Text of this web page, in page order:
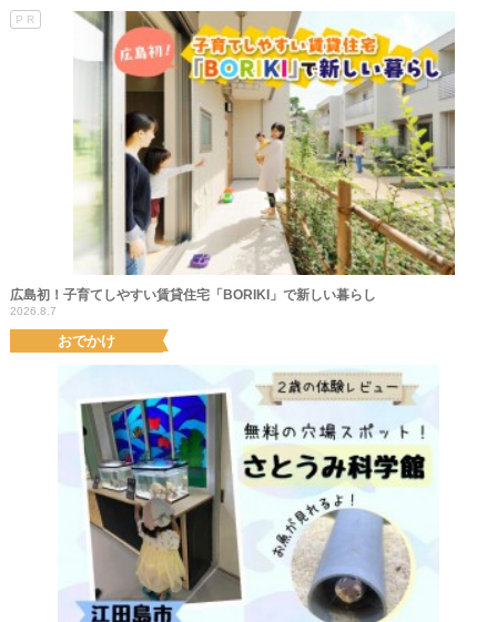
PR
広島初！子育てしやすい賃貸住宅「BORIKI」で新しい暮らし
2026.8.7
おでかけ